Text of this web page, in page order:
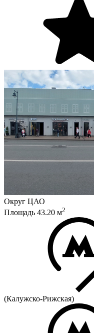
Округ ЦАО
Площадь 43.20 м2
(Калужско-Рижская)